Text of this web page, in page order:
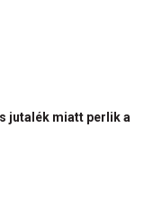
jutalék miatt perlik a